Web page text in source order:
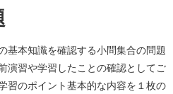
基本知識を確認する小問集合の問題
演習や学習したことの確認としてご
習のポイント基本的な内容を１枚の